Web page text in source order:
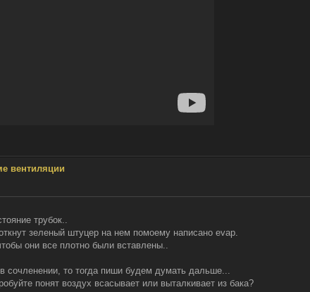
вентиляции
трубок..
зеленый штуцер на нем помоему написано evap.
они все плотно были вставлены..
то тогда пиши будем думать дальше...
понят воздух всасывает или выталкивает из бака?